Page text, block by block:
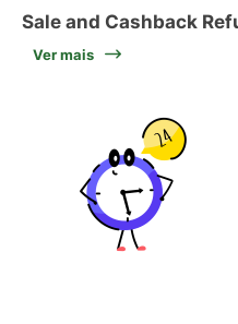
Sale and Cashback
Ver mais